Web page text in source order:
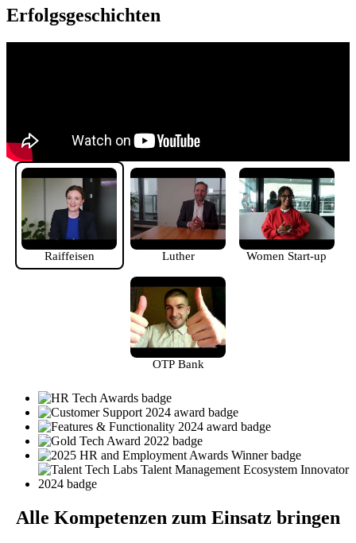
Erfolgsgeschichten
Raiffeisen Luther Women Start-up
OTP Bank
Alle Kompetenzen zum Einsatz bringen